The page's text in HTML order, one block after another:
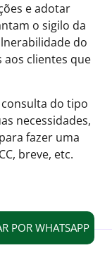
e adotar
o sigilo da
do
clientes que
do tipo
necessidades,
fazer uma
breve, etc.
POR WHATSAPP